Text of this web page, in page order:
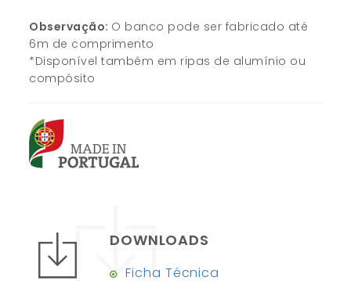
Observação: O banco pode ser fabricado até
6m de comprimento
*Disponível também em ripas de alumínio ou
compósito
DOWNLOADS
Ficha Técnica